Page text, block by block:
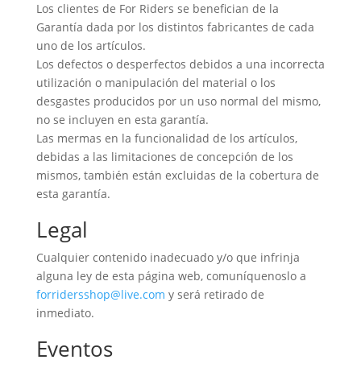
Los clientes de For Riders se benefician de la
Garantía dada por los distintos fabricantes de cada
uno de los artículos.
Los defectos o desperfectos debidos a una incorrecta
utilización o manipulación del material o los
desgastes producidos por un uso normal del mismo,
no se incluyen en esta garantía.
Las mermas en la funcionalidad de los artículos,
debidas a las limitaciones de concepción de los
mismos, también están excluidas de la cobertura de
esta garantía.
Legal
Cualquier contenido inadecuado y/o que infrinja
alguna ley de esta página web, comuníquenoslo a
forridersshop@live.com y será retirado de
inmediato.
Eventos